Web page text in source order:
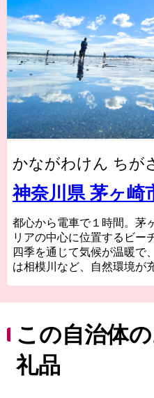
かながわけん ちが
神奈川県 茅ヶ崎
都心から電車で１時間。茅
リアの中心に位置するビー
四季を通じて気候が温暖で
は相模川など、自然環境が
実現可能です。
市内全域に質の高いお洒落
れる品々は味も見た目も洗
さらには暁の祭典「浜降祭
この自治体
礼品